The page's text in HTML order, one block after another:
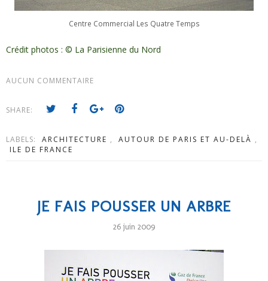
Centre Commercial Les Quatre Temps
Crédit photos : © La Parisienne du Nord
AUCUN COMMENTAIRE
SHARE:
LABELS: ARCHITECTURE , AUTOUR DE PARIS ET AU-DELÀ ,
ILE DE FRANCE
JE FAIS POUSSER UN ARBRE
26 juin 2009